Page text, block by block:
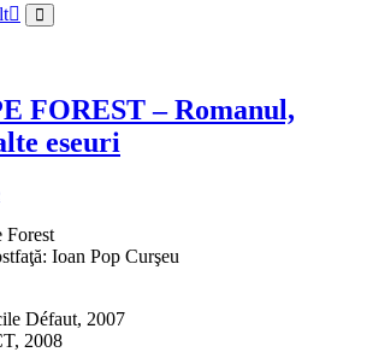
FOREST – Romanul,
eseuri
Forest
Ioan Pop Curşeu
Défaut, 2007
2008